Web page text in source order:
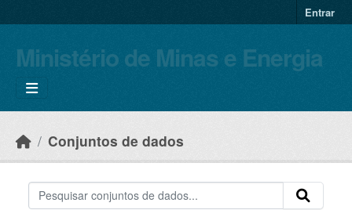
Entrar
Ministério de Minas e Energia
Conjuntos de dados